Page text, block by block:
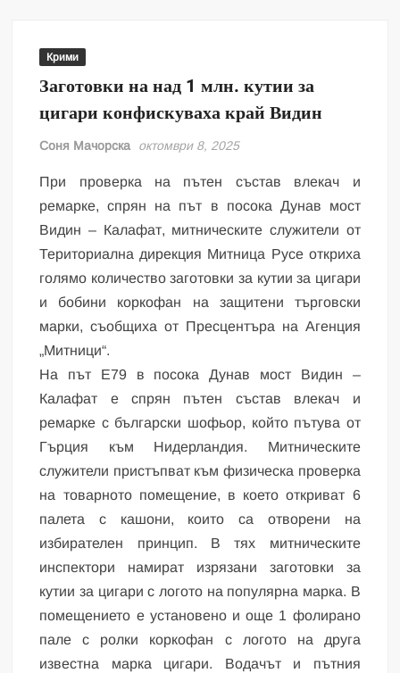
Крими
Заготовки на над 1 млн. кутии за
цигари конфискуваха край Видин
Соня Мачорска октомври 8, 2025
При проверка на пътен състав влекач и
ремарке, спрян на път в посока Дунав мост
Видин – Калафат, митническите служители от
Териториална дирекция Митница Русе откриха
голямо количество заготовки за кутии за цигари
и бобини коркофан на защитени търговски
марки, съобщиха от Пресцентъра на Агенция
„Митници“.
На път Е79 в посока Дунав мост Видин –
Калафат е спрян пътен състав влекач и
ремарке с български шофьор, който пътува от
Гърция към Нидерландия. Митническите
служители пристъпват към физическа проверка
на товарното помещение, в което откриват 6
палета с кашони, които са отворени на
избирателен принцип. В тях митническите
инспектори намират изрязани заготовки за
кутии за цигари с логото на популярна марка. В
помещението е установено и още 1 фолирано
пале с ролки коркофан с логото на друга
известна марка цигари. Водачът и пътния